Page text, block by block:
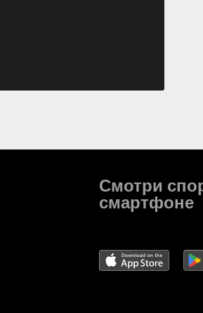
Смотри
смартфоне